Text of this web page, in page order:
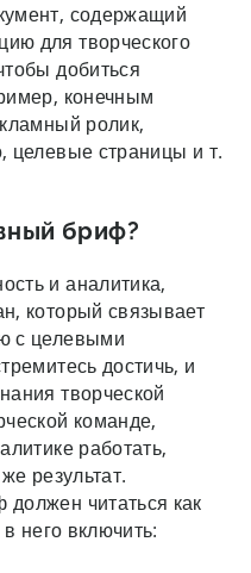
содержащий
для творческого
добиться
конечным
ролик,
целевые страницы и т.
бриф?
и аналитика,
который связывает
с целевыми
достичь, и
творческой
команде,
работать,
результат.
читаться как
него включить: